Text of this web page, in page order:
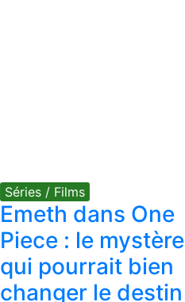
Séries / Films
Emeth dans One
Piece : le mystère
qui pourrait bien
changer le destin